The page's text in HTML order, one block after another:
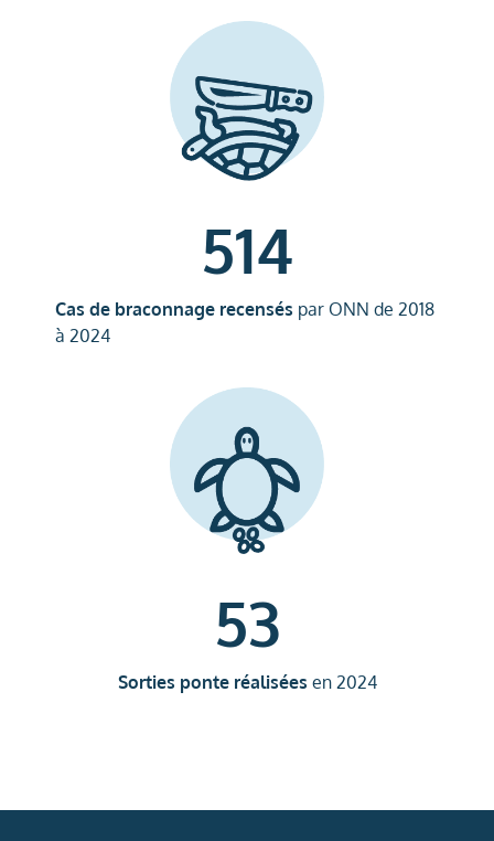
Cas de braconnage recensés par ONN de 2018
à 2024
514
Sorties ponte réalisées en 2024
53